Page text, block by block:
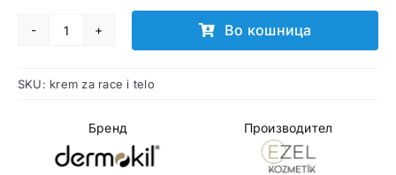
DERMOKIL
за
тело
Во кошница
SKU: krem za race i telo
Бренд Производител